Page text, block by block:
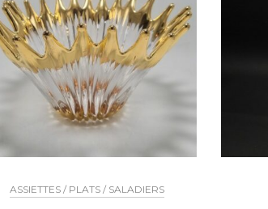
ASSIETTES / PLATS / SALADIERS